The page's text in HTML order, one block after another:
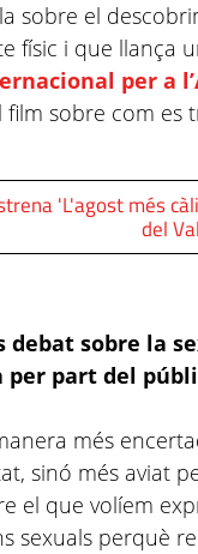
sobre el
físic i que llança
per a
sobre com es
'L'agost més
del
debat sobre la
per part del
més
sinó més aviat
el que volíem
sexuals perquè